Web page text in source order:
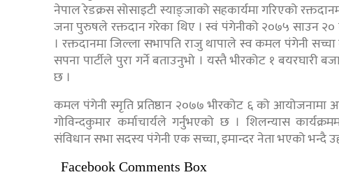
नेपाल रेडक्रस सोसाइटी स्याङ्जाको सहकार्यमा गरिएको
जना पुरुषले रक्तदान गरेका थिए । स्वं पंगेनीको २०७५ साउन
। रक्तदानमा जिल्ला सभापति राजु थापाले स्व कमल पंगेनी
सपना पार्टीले पुरा गर्ने बताउनुभो । यस्तै भीरकोट १
छ ।
कमल पंगेनी स्मृति प्रतिष्ठान २०७७ भीरकोट ६ को आयोजनामा
गोविन्दकुमार कर्माचार्यले गर्नुभएको छ । शिलन्यास
संविधान सभा सदस्य पंगेनी एक सच्चा, इमान्दर नेता भएको भन्दै
Facebook Comments Box